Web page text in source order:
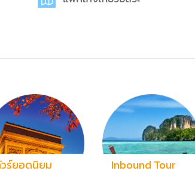
ร์ยอดนิยม Inbound Tour